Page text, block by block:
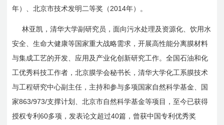
年）、北京市技术发明二等奖（ 2014年）。
林亚凯，清华大学副研究员，面向污水处理及资源化、饮用水
安全、生命大健康等国家重大战略需求，开展高性能分离膜材料
与集成工艺的开发、应用及产业化创新研究工作。全国石油和化
工优秀科技工作者，北京膜学会秘书长，清华大学化工系膜技术
与工程研究中心副主任，主持和参与多项国家自然科学基金、国
家863/973/支撑计划、北京市自然科学基金等项目，至今已获得
授权专利60多项，发表论文超过40篇，曾获中国专利优秀奖